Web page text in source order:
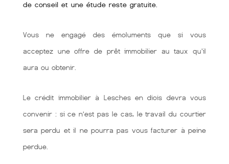
de conseil et une étude reste gratuite.
Vous ne engagé des émoluments que si vous
acceptez une offre de prêt immobilier au taux qu'il
aura ou obtenir.
Le crédit immobilier à Lesches en diois devra vous
convenir : si ce n’est pas le cas, le travail du courtier
sera perdu et il ne pourra pas vous facturer à peine
perdue.